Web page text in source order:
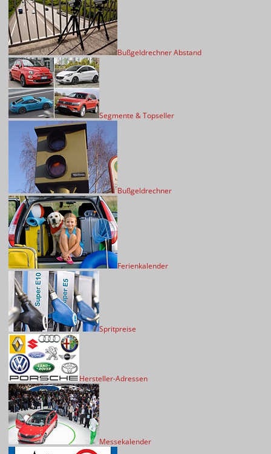
Bußgeldrechner Abstand
Segmente & Topseller
Bußgeldrechner
Ferienkalender
Spritpreise
Hersteller-Adressen
Messekalender